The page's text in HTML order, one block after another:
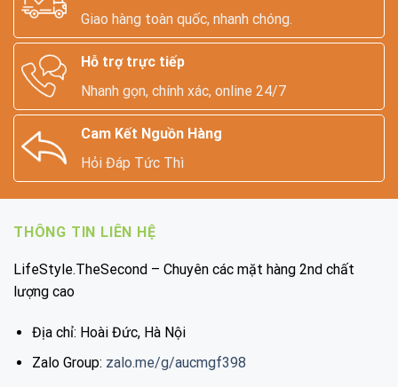
Giao hàng toàn quốc, nhanh chóng.
Hỗ trợ trực tiếp
Nhanh gọn, chính xác, online 24/7
Cam Kết Nguồn Hàng
Hỏi Đáp Tức Thì
THÔNG TIN LIÊN HỆ
LifeStyle.TheSecond – Chuyên các mặt hàng 2nd chất
lượng cao
Địa chỉ: Hoài Đức, Hà Nội
Zalo Group: zalo.me/g/aucmgf398